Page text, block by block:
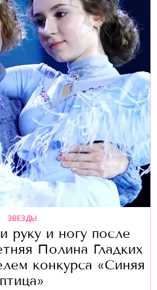
ЗВЕЗДЫ
руку и ногу после
Полина Гладких
конкурса «Синяя
птица»